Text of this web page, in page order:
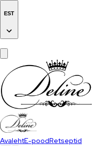
EST
AvalehtE-poodRetseptid